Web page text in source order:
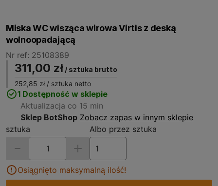
Miska WC wisząca wirowa Virtis z deską
wolnoopadającą
Nr ref: 25108389
311,00 zł / sztuka brutto
252,85 zł / sztuka netto
1 Dostępność w sklepie
Aktualizacja co 15 min
Sklep BotShop Zobacz zapas w innym sklepie
sztuka
Albo przez sztuka
Osiągnięto maksymalną ilość!